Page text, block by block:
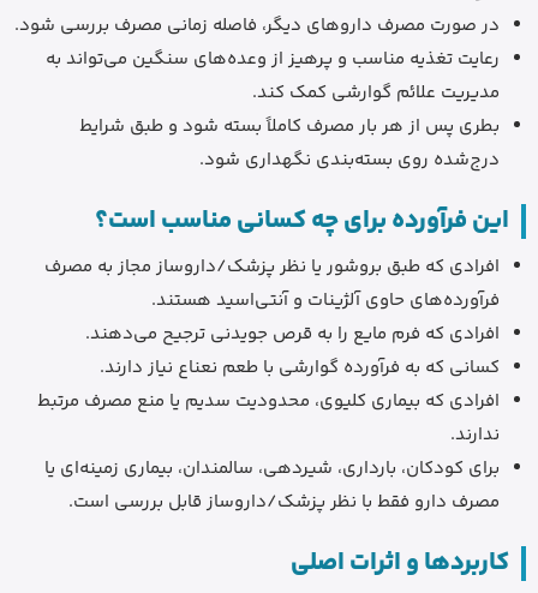
در صورت مصرف داروهای دیگر، فاصله زمانی مصرف بررسی شود.
رعایت تغذیه مناسب و پرهیز از وعده‌های سنگین می‌تواند به
مدیریت علائم گوارشی کمک کند.
بطری پس از هر بار مصرف کاملاً بسته شود و طبق شرایط
درج‌شده روی بسته‌بندی نگهداری شود.
این فرآورده برای چه کسانی مناسب است؟
افرادی که طبق بروشور یا نظر پزشک/داروساز مجاز به مصرف
فرآورده‌های حاوی آلژینات و آنتی‌اسید هستند.
افرادی که فرم مایع را به قرص جویدنی ترجیح می‌دهند.
کسانی که به فرآورده گوارشی با طعم نعناع نیاز دارند.
افرادی که بیماری کلیوی، محدودیت سدیم یا منع مصرف مرتبط
ندارند.
برای کودکان، بارداری، شیردهی، سالمندان، بیماری زمینه‌ای یا
مصرف دارو فقط با نظر پزشک/داروساز قابل بررسی است.
کاربردها و اثرات اصلی